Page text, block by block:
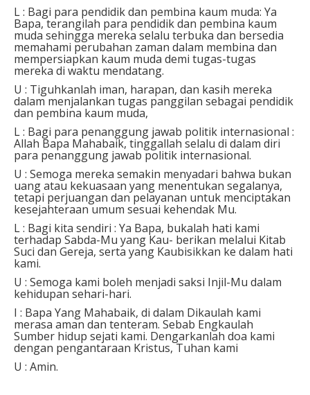
⁣L : Bagi para pendidik dan pembina kaum muda: Ya
Bapa, terangilah para pendidik dan pembina kaum
muda sehingga mereka selalu terbuka dan bersedia
memahami perubahan zaman dalam membina dan
mempersiapkan kaum muda demi tugas-tugas
mereka di waktu mendatang. ⁣
U : Tiguhkanlah iman, harapan, dan kasih mereka
dalam menjalankan tugas panggilan sebagai pendidik
dan pembina kaum muda,⁣
⁣L : Bagi para penanggung jawab politik internasional :
Allah Bapa Mahabaik, tinggallah selalu di dalam diri
para penanggung jawab politik internasional.⁣
U : Semoga mereka semakin menyadari bahwa bukan
uang atau kekuasaan yang menentukan segalanya,
tetapi perjuangan dan pelayanan untuk menciptakan
kesejahteraan umum sesuai kehendak Mu.⁣
⁣L : Bagi kita sendiri : Ya Bapa, bukalah hati kami
terhadap Sabda-Mu yang Kau- berikan melalui Kitab
Suci dan Gereja, serta yang Kaubisikkan ke dalam hati
kami.⁣
U : Semoga kami boleh menjadi saksi Injil-Mu dalam
kehidupan sehari-hari.⁣
⁣I : Bapa Yang Mahabaik, di dalam Dikaulah kami
merasa aman dan tenteram. Sebab Engkaulah
Sumber hidup sejati kami. Dengarkanlah doa kami
dengan pengantaraan Kristus, Tuhan kami⁣
U : Amin.⁣